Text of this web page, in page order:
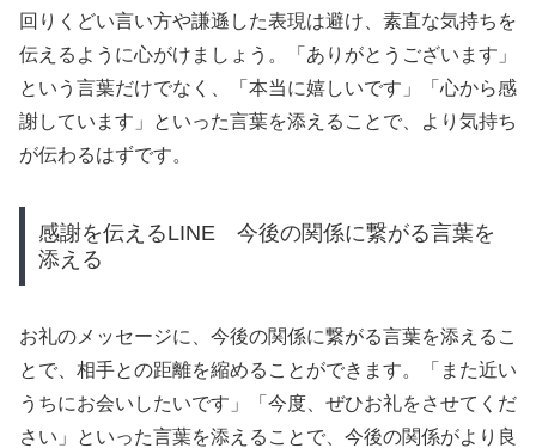
回りくどい言い方や謙遜した表現は避け、素直な気持ちを
伝えるように心がけましょう。「ありがとうございます」
という言葉だけでなく、「本当に嬉しいです」「心から感
謝しています」といった言葉を添えることで、より気持ち
が伝わるはずです。
感謝を伝えるLINE 今後の関係に繋がる言葉を
添える
お礼のメッセージに、今後の関係に繋がる言葉を添えるこ
とで、相手との距離を縮めることができます。「また近い
うちにお会いしたいです」「今度、ぜひお礼をさせてくだ
さい」といった言葉を添えることで、今後の関係がより良